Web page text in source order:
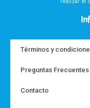
Términos y
Preguntas Frecuentes
Contacto